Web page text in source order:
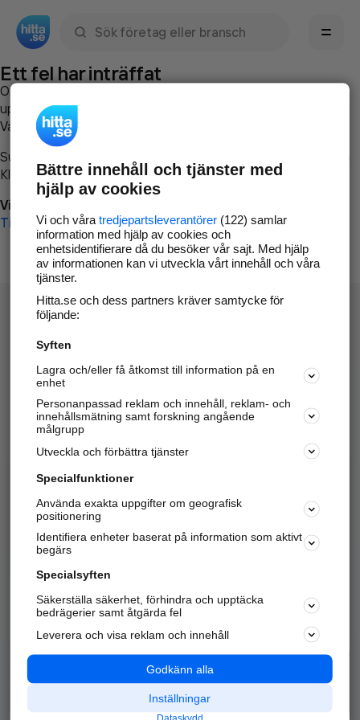
Ett fel har inträffat
Om du vill kan du
uppstod så att vi lättare och snabbare kan avhjälpa det.
Vänligen försök med följande:
Surfa till
Klicka påTillbaka-knappen i webbläsaren och försök igen
Vi beklagar besväret!
Till startsidan
Hitta.se - Gratis nummerupplysning.
Sök företag, personer och platser.
Hitta telefonnummer, adresser, företagsinfo mm.
Marknadsför företaget
Kom igång och annonsera mot
samarbetspartners nära dig.
Alla kategorier
Populära sökningar
API & Kartor
Annonsera
Integritet
Nödnummer
Bättre innehåll och tjänster med
hjälp av cookies
Vi och våra tredjepartsleverantörer(122) samlar
information med hjälp av cookies och
enhetsidentifierare då du besöker vår sajt. Med hjälp
av informationen kan vi utveckla vårt innehåll och våra
tjänster.
Hitta.se och dess partners kräver samtycke för
följande:
Syften
Lagra och/eller få åtkomst till information på en
enhet
Personanpassad reklam och innehåll, reklam- och
innehållsmätning samt forskning angående
målgrupp
Utveckla och förbättra tjänster
Specialfunktioner
Använda exakta uppgifter om geografisk
positionering
Identifiera enheter baserat på information som aktivt
begärs
Specialsyften
Säkerställa säkerhet, förhindra och upptäcka
bedrägerier samt åtgärda fel
Leverera och visa reklam och innehåll
Godkänn alla
Inställningar
Dataskydd